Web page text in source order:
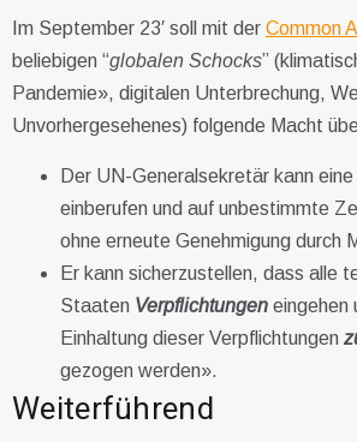
Im September 23′ soll mit der Common
beliebigen “globalen Schocks”
Pandemie», digitalen Unterbrechung,
Unvorhergesehenes) folgende Macht
Der UN-Generalsekretär kann
einberufen und auf unbestimmte
ohne erneute Genehmigung durch
Er kann sicherzustellen, dass alle
Staaten Verpflichtungen eingehen
Einhaltung dieser Verpflichtungen
gezogen werden».
Weiterführend